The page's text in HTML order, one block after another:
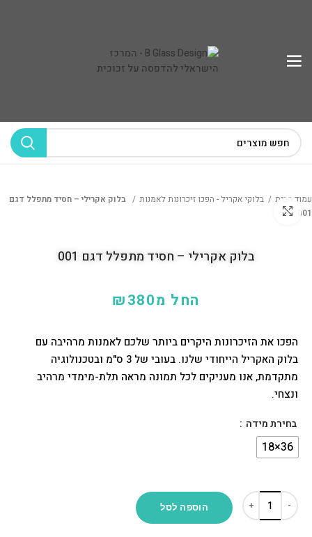
עמוד הבית בלוקי אקריל - הפכו זיכרונות לאמנות
בלוק אקרילי – חסיד מתפלל דגם
001
בלוק אקרילי – חסיד מתפלל דגם 001
החל מ ₪380
הפכו את הזיכרונות היקרים ביותר שלכם לאמנות מרהיבה עם
בלוק האקריל הייחודי שלנו. בעובי של 3 ס"מ ובטכנולוגיה
מתקדמת, אנו מעניקים לכל תמונה מראה תלת-מימדי מרהיב
ונצחי.
בחירת מידה
הוספה לסל